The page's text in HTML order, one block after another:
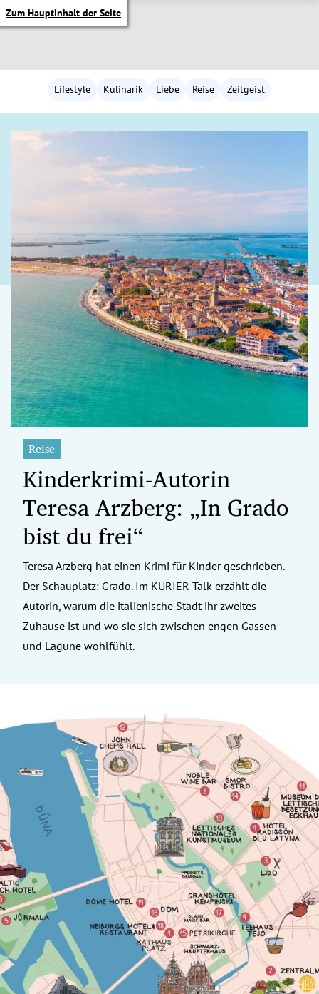
Zum Hauptinhalt der Seite
Untermenü
Untermenü
Untermenü
Untermenü
Untermenü
Untermenü
Untermenü
Untermenü
Untermenü
Untermenü
Lifestyle Kulinarik Liebe Reise Zeitgeist
Reise
Kinderkrimi-Autorin
Teresa Arzberg: „In Grado
bist du frei“
Teresa Arzberg hat einen Krimi für Kinder geschrieben.
Der Schauplatz: Grado. Im KURIER Talk erzählt die
Autorin, warum die italienische Stadt ihr zweites
Zuhause ist und wo sie sich zwischen engen Gassen
und Lagune wohlfühlt.